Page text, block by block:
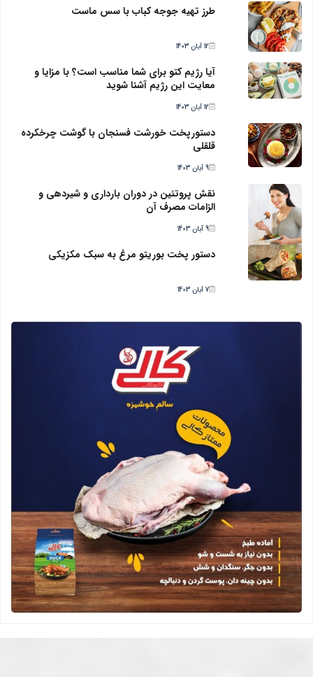
طرز تهیه جوجه کباب با سس ماست
12 آبان 1403
آیا رژیم کتو برای شما مناسب است؟ با مزایا و
معایت این رژیم آشنا شوید
12 آبان 1403
دستورپخت خورشت فسنجان با گوشت چرخکرده
قلقلی
9 آبان 1403
نقش پروتئین در دوران بارداری و شیردهی و
الزامات مصرف آن
9 آبان 1403
دستور پخت بوریتو مرغ به سبک مکزیکی
7 آبان 1403